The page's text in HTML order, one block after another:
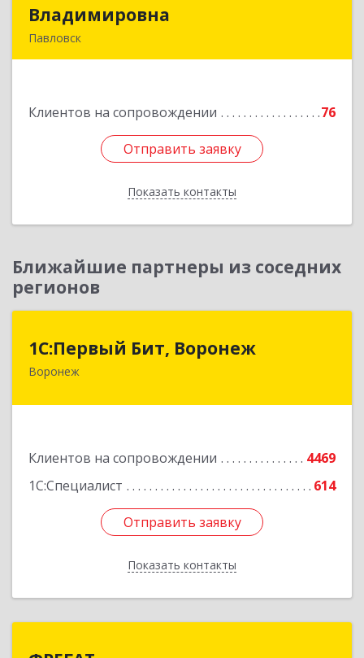
Владимировна
Павловск
Клиентов на сопровождении 76
Отправить заявку
Показать контакты
Подробнее
Отправить заявку
Назад
Ближайшие партнеры из соседних
регионов
1С:Первый Бит, Воронеж
Воронеж
Клиентов на сопровождении
4469
1С:Специалист
614
Отправить заявку
Показать контакты
1С:Первый Бит, Воронеж
394006, Воронежская обл, Воронеж г, 20-летия
Отправить заявку
Назад